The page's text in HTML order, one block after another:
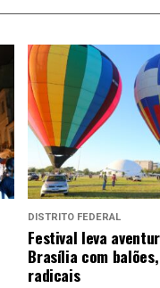
DISTRITO FEDERAL
Festival leva
Brasília com
radicais